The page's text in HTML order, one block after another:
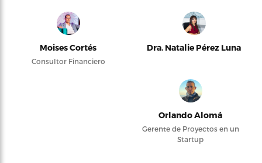
Moises Cortés
Consultor Financiero
Dra. Natalie Pérez Luna
Orlando Alomá
Gerente de Proyectos en un
Startup